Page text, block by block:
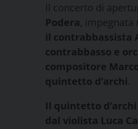
Il concerto di
Podera, impegnata
il contrabbassista
contrabbasso e
compositore
quintetto d’archi.
Il quintetto
dal violista Luca